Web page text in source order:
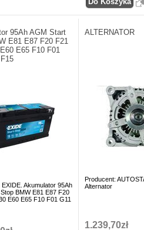
95Ah AGM Start
E81 E87 F20 F21
E65 F10 F01
Akumulator 95Ah
BMW E81 E87 F20
E60 E65 F10 F01 G11
ALTERNATOR
Producent:
Alternator
1.239,70zł